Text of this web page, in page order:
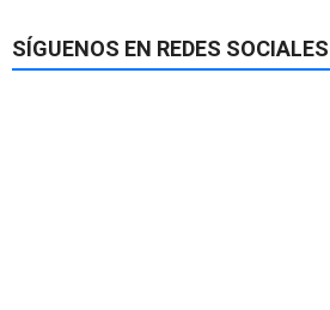
SÍGUENOS EN REDES SOCIALES